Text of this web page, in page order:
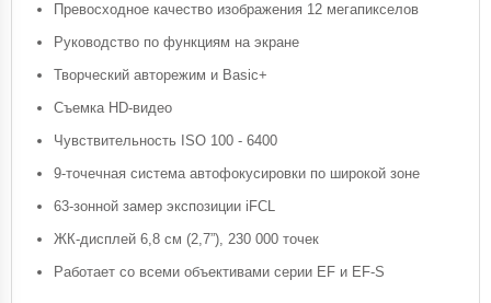
Превосходное качество изображения 12 мегапикселов
Руководство по функциям на экране
Творческий авторежим и Basic+
Съемка HD-видео
Чувствительность ISO 100 - 6400
9-точечная система автофокусировки по широкой зоне
63-зонной замер экспозиции iFCL
ЖК-дисплей 6,8 см (2,7”), 230 000 точек
Работает со всеми объективами серии EF и EF-S